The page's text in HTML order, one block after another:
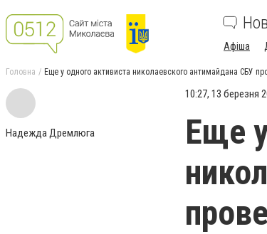
Афіша
Головна Еще у одного активиста николаевского антимайдана СБУ
Надежда Дремлюга
10:27, 13 березня
Еще